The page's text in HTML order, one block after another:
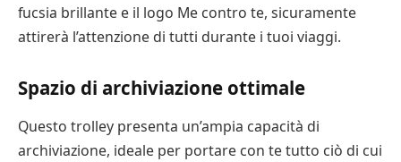
fucsia brillante e il logo Me contro te, sicuramente
attirerà l’attenzione di tutti durante i tuoi viaggi.
Spazio di archiviazione ottimale
Questo trolley presenta un’ampia capacità di
archiviazione, ideale per portare con te tutto ciò di cui